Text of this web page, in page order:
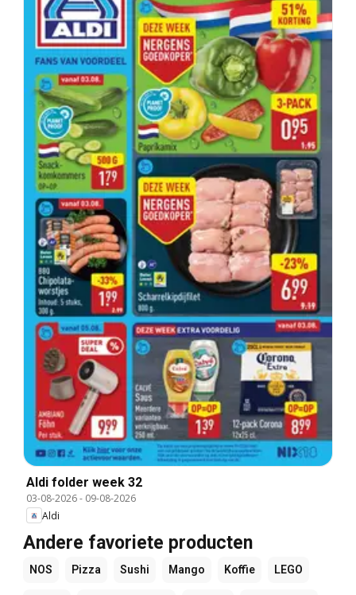
Aldi folder week 32
03-08-2026- 09-08-2026
Aldi
Andere favoriete producten
NOS Pizza Sushi Mango Koffie LEGO